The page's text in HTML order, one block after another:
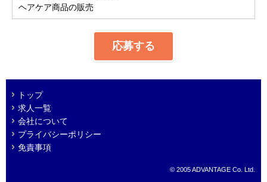
ヘアケア商品の販売
応募する
トップ
求人一覧
会社について
プライバシーポリシー
免責事項
© 2005 ADVANTAGE Co. Ltd.